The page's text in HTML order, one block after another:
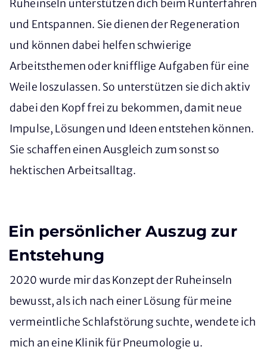
Ruheinseln unterstützen dich beim Runterfahren
und Entspannen. Sie dienen der Regeneration
und können dabei helfen schwierige
Arbeitsthemen oder knifflige Aufgaben für eine
Weile loszulassen. So unterstützen sie dich aktiv
dabei den Kopf frei zu bekommen, damit neue
Impulse, Lösungen und Ideen entstehen können.
Sie schaffen einen Ausgleich zum sonst so
hektischen Arbeitsalltag.
Ein persönlicher Auszug zur
Entstehung
2020 wurde mir das Konzept der Ruheinseln
bewusst, als ich nach einer Lösung für meine
vermeintliche Schlafstörung suchte, wendete ich
mich an eine Klinik für Pneumologie u.